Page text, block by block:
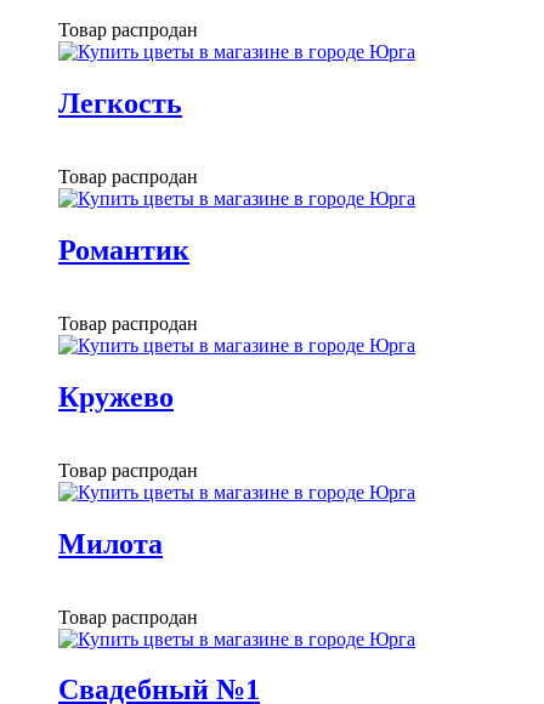
Товар распродан
Легкость
Товар распродан
Романтик
Товар распродан
Кружево
Товар распродан
Милота
Товар распродан
Свадебный №1